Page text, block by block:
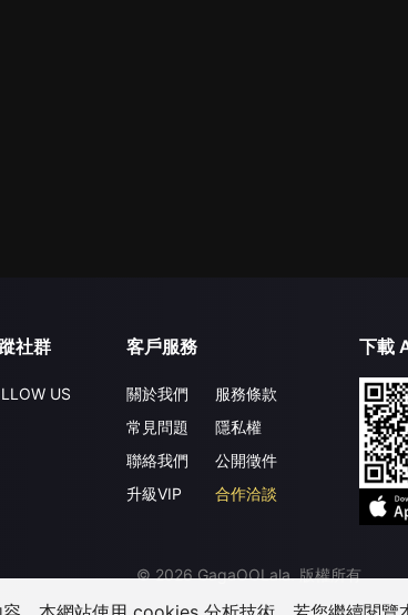
社群
US
客戶服務
關於我們
常見問題
聯絡我們
升級VIP
服務條款
隱私權
公開徵件
合作洽談
下載
©2026 GagaOOLala.版權所有